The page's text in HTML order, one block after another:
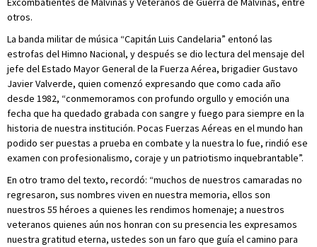
otros.
La banda militar de música “Capitán Luis Candelaria” entonó las
estrofas del Himno Nacional, y después se dio lectura del mensaje del
jefe del Estado Mayor General de la Fuerza Aérea, brigadier Gustavo
Javier Valverde, quien comenzó expresando que como cada año
desde 1982, “conmemoramos con profundo orgullo y emoción una
fecha que ha quedado grabada con sangre y fuego para siempre en la
historia de nuestra institución. Pocas Fuerzas Aéreas en el mundo han
podido ser puestas a prueba en combate y la nuestra lo fue, rindió ese
examen con profesionalismo, coraje y un patriotismo inquebrantable”.
En otro tramo del texto, recordó: “muchos de nuestros camaradas no
regresaron, sus nombres viven en nuestra memoria, ellos son
nuestros 55 héroes a quienes les rendimos homenaje; a nuestros
veteranos quienes aún nos honran con su presencia les expresamos
nuestra gratitud eterna, ustedes son un faro que guía el camino para